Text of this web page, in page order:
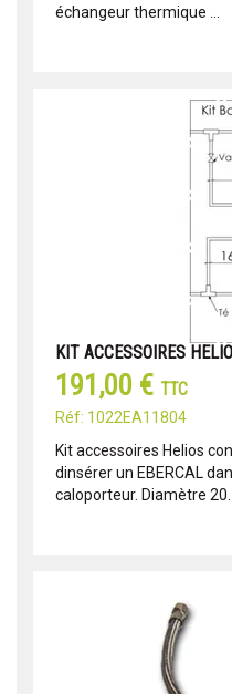
échangeur thermique ...
KIT ACCESSOIRES
191,00 € TTC
Réf: 1022EA11804
Kit accessoires Helios
dinsérer un EBERCAL
caloporteur. Diamètre 20.